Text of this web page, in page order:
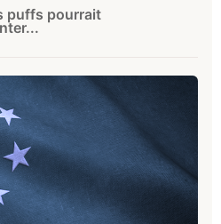
puffs pourrait